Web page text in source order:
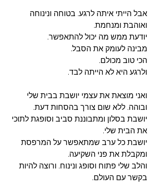
אבל הייתי איתה לרגע. בטוחה ונינוחה
ואוהבת ומנחמת.
יודעת ממש מה יכול להתאפשר.
מבינה לעומק את הסבל.
הכי טוב מכולם.
ולרגע היא לא הייתה לבד.
ואני מוצאת את עצמי יושבת בבית שלי
ובוהה. ללא שום צורך בהסחות דעת.
יושבת בסלון ומתבוננת סביב וסופגת לתוכי
את הבית שלי.
יושבת כל ערב שמתאפשר על המרפסת
ומקבלת את פני השקיעה.
והלב שלי פתוח וסופג ונינוח. ורוצה להיות
בקשר עם העולם.